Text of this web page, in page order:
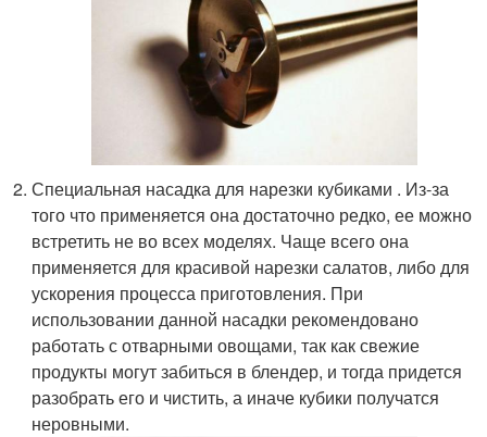
Специальная насадка для нарезки кубиками . Из-за
того что применяется она достаточно редко, ее можно
встретить не во всех моделях. Чаще всего она
применяется для красивой нарезки салатов, либо для
ускорения процесса приготовления. При
использовании данной насадки рекомендовано
работать с отварными овощами, так как свежие
продукты могут забиться в блендер, и тогда придется
разобрать его и чистить, а иначе кубики получатся
неровными.